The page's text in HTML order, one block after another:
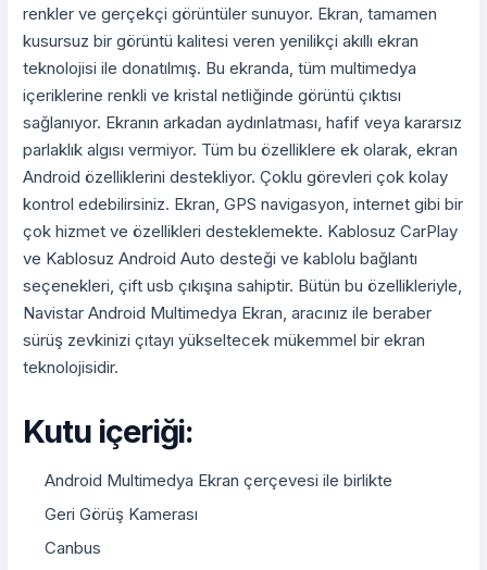
renkler ve gerçekçi görüntüler sunuyor. Ekran, tamamen
kusursuz bir görüntü kalitesi veren yenilikçi akıllı ekran
teknolojisi ile donatılmış. Bu ekranda, tüm multimedya
içeriklerine renkli ve kristal netliğinde görüntü çıktısı
sağlanıyor. Ekranın arkadan aydınlatması, hafif veya kararsız
parlaklık algısı vermiyor. Tüm bu özelliklere ek olarak, ekran
Android özelliklerini destekliyor. Çoklu görevleri çok kolay
kontrol edebilirsiniz. Ekran, GPS navigasyon, internet gibi bir
çok hizmet ve özellikleri desteklemekte. Kablosuz CarPlay
ve Kablosuz Android Auto desteği ve kablolu bağlantı
seçenekleri, çift usb çıkışına sahiptir. Bütün bu özellikleriyle,
Navistar Android Multimedya Ekran, aracınız ile beraber
sürüş zevkinizi çıtayı yükseltecek mükemmel bir ekran
teknolojisidir.
Kutu içeriği:
Android Multimedya Ekran çerçevesi ile birlikte
Geri Görüş Kamerası
Canbus